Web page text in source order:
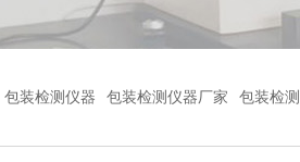
包装检测仪器 包装检测仪器厂家 包装检